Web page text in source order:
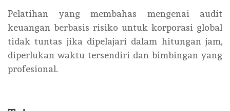
Pelatihan yang membahas mengenai audit
keuangan berbasis risiko untuk korporasi global
tidak tuntas jika dipelajari dalam hitungan jam,
diperlukan waktu tersendiri dan bimbingan yang
profesional.